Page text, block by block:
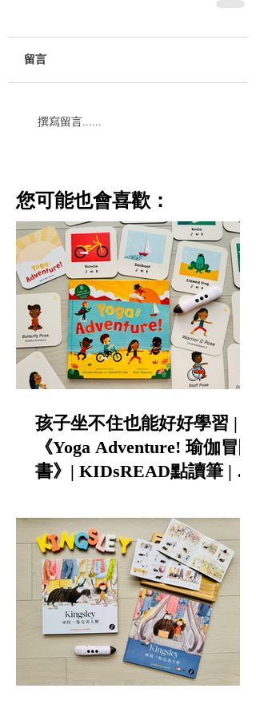
留言
撰寫留言......
​您可能也會喜歡：
孩子坐不住也能好好學習 |
《Yoga Adventure! 瑜伽冒險
書》| KIDsREAD點讀筆 | 中